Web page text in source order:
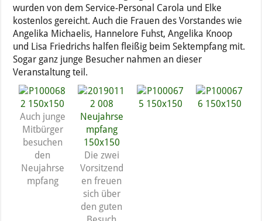
wurden von dem Service-Personal Carola und Elke
kostenlos gereicht. Auch die Frauen des Vorstandes wie
Angelika Michaelis, Hannelore Fuhst, Angelika Knoop
und Lisa Friedrichs halfen fleißig beim Sektempfang mit.
Sogar ganz junge Besucher nahmen an dieser
Veranstaltung teil.
Auch junge
Mitbürger
besuchen
den
Neujahrse
mpfang
Die zwei
Vorsitzend
en freuen
sich über
den guten